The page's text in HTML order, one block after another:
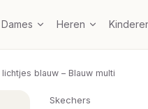
Dames Heren
blauw – Blauw multi
Skechers